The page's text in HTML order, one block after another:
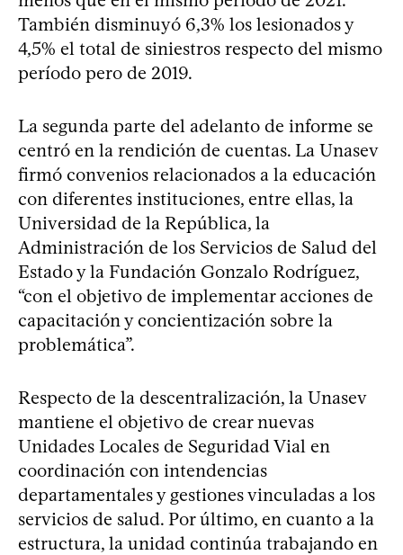
También disminuyó 6,3% los lesionados y
4,5% el total de siniestros respecto del mismo
período pero de 2019.
La segunda parte del adelanto de informe se
centró en la rendición de cuentas. La Unasev
firmó convenios relacionados a la educación
con diferentes instituciones, entre ellas, la
Universidad de la República, la
Administración de los Servicios de Salud del
Estado y la Fundación Gonzalo Rodríguez,
“con el objetivo de implementar acciones de
capacitación y concientización sobre la
problemática”.
Respecto de la descentralización, la Unasev
mantiene el objetivo de crear nuevas
Unidades Locales de Seguridad Vial en
coordinación con intendencias
departamentales y gestiones vinculadas a los
servicios de salud. Por último, en cuanto a la
estructura, la unidad continúa trabajando en